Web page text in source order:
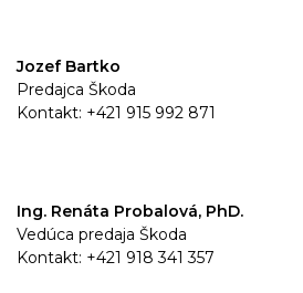
Jozef Bartko
Predajca Škoda
Kontakt: +421 915 992 871
Ing. Renáta Probalová, PhD.
Vedúca predaja Škoda
Kontakt: +421 918 341 357